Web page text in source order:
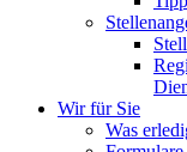
Wir für Sie
Was